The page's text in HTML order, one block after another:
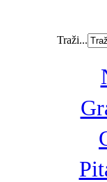
Traži...